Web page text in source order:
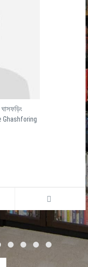
ঘাসফড়িং
Ghashforing